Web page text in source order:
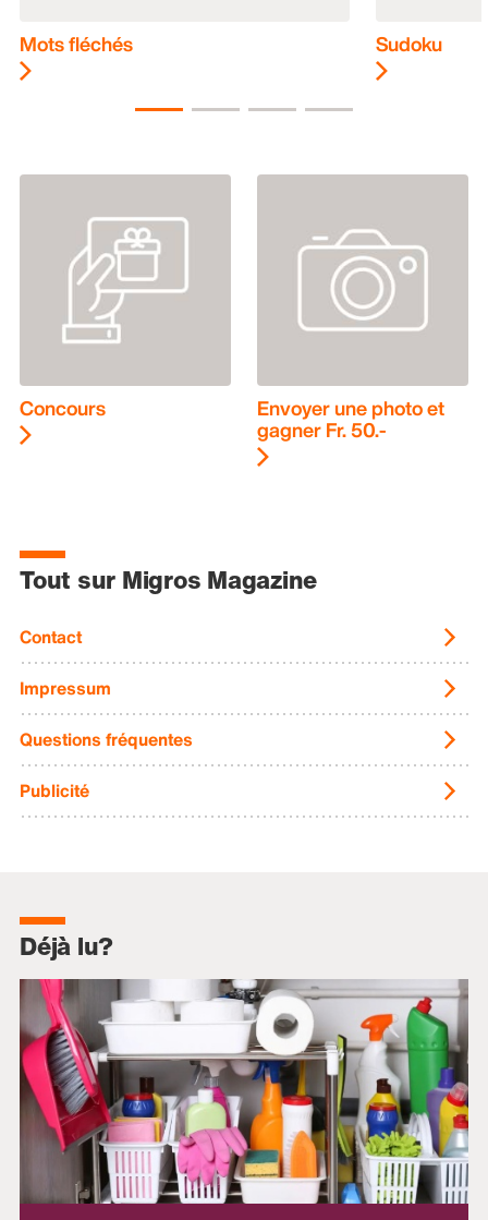
Mots fléchés Sudoku
Concours Envoyer une photo et
gagner Fr. 50.-
Tout sur Migros Magazine
Contact
Impressum
Questions fréquentes
Publicité
Déjà lu?